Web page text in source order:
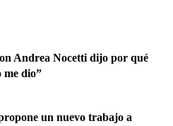
Andrea Nocetti dijo por qué
me dio”
un nuevo trabajo a